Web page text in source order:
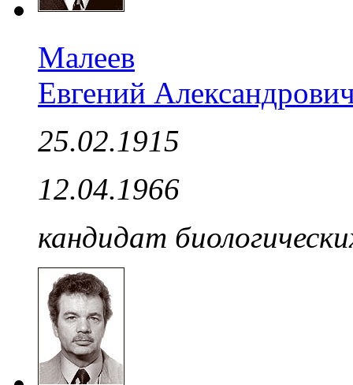
Малеев
Евгений
25.02.1915
12.04.1966
кандидат